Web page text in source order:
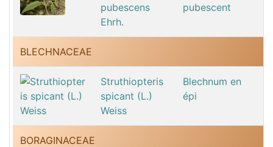
pubescens
Ehrh.
pubescent
BLECHNACEAE
Struthiopteris
spicant (L.)
Weiss
Blechnum en
épi
BORAGINACEAE